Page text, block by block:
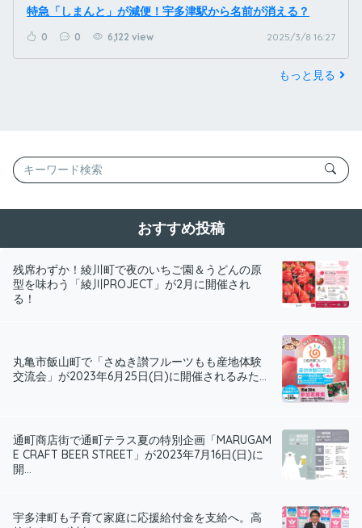
特急「しまんと」が減便！宇多津駅から名前が消える？
0 0 6,122 view 2025/3/8 16:27
もっと見る
おすすめ投稿
残席わずか！綾川町で夜のいちご園＆うどんの原
型を味わう「綾川PROJECT」が2月に開催され
る！
丸亀市飯山町で「さぬき讃フルーツもも産地体験
交流会」が2023年6月25日(日)に開催されるみた...
通町商店街で通町テラス夏の特別企画「MARUGAM
E CRAFT BEER STREET」が2023年7月16日(日)に
開...
宇多津町も子育て家庭に応援給付金を支給へ。高